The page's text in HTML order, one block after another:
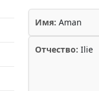
Имя: Aman
Отчество: Ilie